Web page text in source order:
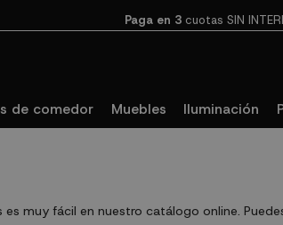
Paga en 3 cuotas SIN
de comedor Muebles Iluminación
muy fácil en nuestro catálogo online.